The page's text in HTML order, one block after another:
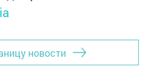
новости